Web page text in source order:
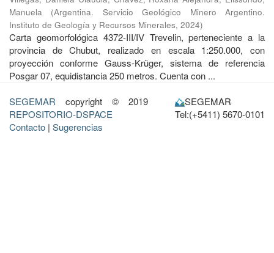
Manuela
(Argentina. Servicio Geológico Minero Argentino.
Instituto de Geología y Recursos Minerales, 2024)
Carta geomorfológica 4372-III/IV Trevelin, perteneciente a la
provincia de Chubut, realizado en escala 1:250.000, con
proyección conforme Gauss-Krüger, sistema de referencia
Posgar 07, equidistancia 250 metros. Cuenta con ...
SEGEMAR copyright © 2019
REPOSITORIO-DSPACE
Contacto | Sugerencias
SEGEMAR
Tel:(+5411) 5670-0101